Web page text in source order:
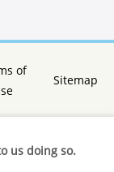
of
Sitemap
us doing so.